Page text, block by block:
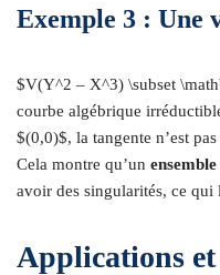
Exemple 3 : Une
$V(Y^2 – X^3) \subset
courbe algébrique
$(0,0)$, la tangente n’est
Cela montre qu’un
avoir des singularités, ce qui
Applications et